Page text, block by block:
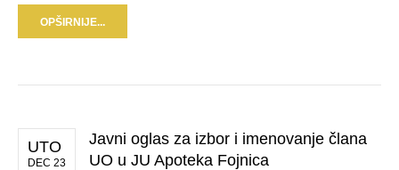
OPŠIRNIJE...
UTO
DEC 23
Javni oglas za izbor i imenovanje člana
UO u JU Apoteka Fojnica